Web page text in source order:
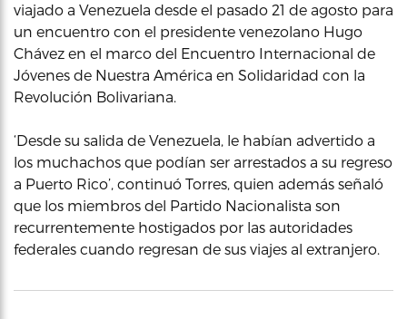
viajado a Venezuela desde el pasado 21 de agosto para
un encuentro con el presidente venezolano Hugo
Chávez en el marco del Encuentro Internacional de
Jóvenes de Nuestra América en Solidaridad con la
Revolución Bolivariana.
‘Desde su salida de Venezuela, le habían advertido a
los muchachos que podían ser arrestados a su regreso
a Puerto Rico’, continuó Torres, quien además señaló
que los miembros del Partido Nacionalista son
recurrentemente hostigados por las autoridades
federales cuando regresan de sus viajes al extranjero.